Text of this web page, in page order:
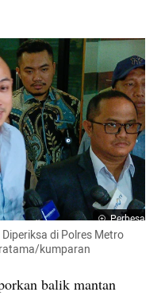
Perbesar
di Polres Metro
kumparan
balik mantan